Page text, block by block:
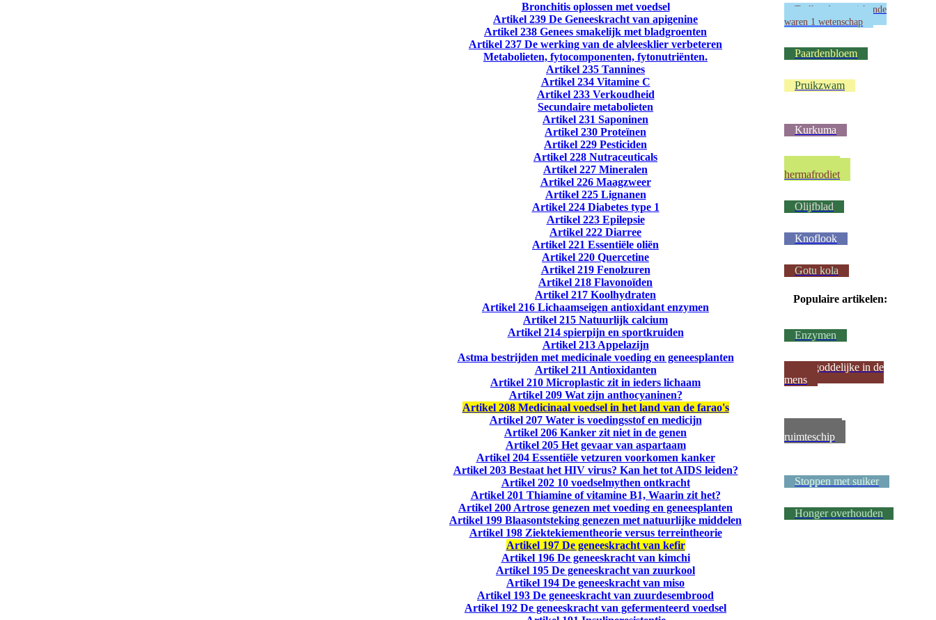
Bronchitis oplossen met voedsel
Artikel 239 De Geneeskracht van apigenine
Artikel 238 Genees smakelijk met bladgroenten
Artikel 237 De werking van de alvleesklier verbeteren
Metabolieten, fytocomponenten, fytonutriënten.
Artikel 235 Tannines
Artikel 234 Vitamine C
Artikel 233 Verkoudheid
Secundaire metabolieten
Artikel 231 Saponinen
Artikel 230 Proteïnen
Artikel 229 Pesticiden
Artikel 228 Nutraceuticals
Artikel 227 Mineralen
Artikel 226 Maagzweer
Artikel 225 Lignanen
Artikel 224 Diabetes type 1
Artikel 223 Epilepsie
Artikel 222 Diarree
Artikel 221 Essentiële oliën
Artikel 220 Quercetine
Artikel 219 Fenolzuren
Artikel 218 Flavonoïden
Artikel 217 Koolhydraten
Artikel 216 Lichaamseigen antioxidant enzymen
Artikel 215 Natuurlijk calcium
Artikel 214 spierpijn en sportkruiden
Artikel 213 Appelazijn
Astma bestrijden met medicinale voeding en geneesplanten
Artikel 211 Antioxidanten
Artikel 210 Microplastic zit in ieders lichaam
Artikel 209 Wat zijn anthocyaninen?
Artikel 208 Medicinaal voedsel in het land van de farao's
Artikel 207 Water is voedingsstof en medicijn
Artikel 206 Kanker zit niet in de genen
Artikel 205 Het gevaar van aspartaam
Artikel 204 Essentiële vetzuren voorkomen kanker
Artikel 203 Bestaat het HIV virus? Kan het tot AIDS leiden?
Artikel 202 10 voedselmythen ontkracht
Artikel 201 Thiamine of vitamine B1, Waarin zit het?
Artikel 200 Artrose genezen met voeding en geneesplanten
Artikel 199 Blaasontsteking genezen met natuurlijke middelen
Artikel 198 Ziektekiementheorie versus terreintheorie
Artikel 197 De geneeskracht van kefir
Artikel 196 De geneeskracht van kimchi
Artikel 195 De geneeskracht van zuurkool
Artikel 194 De geneeskracht van miso
Artikel 193 De geneeskracht van zuurdesembrood
Artikel 192 De geneeskracht van gefermenteerd voedsel
Taalkunde en wiskunde
waren 1 wetenschap
Paardenbloem
Pruikzwam
Kurkuma
Wij waren
hermafrodiet
Olijfblad
Knoflook
Gotu kola
Populaire artikelen:
Enzymen
Het goddelijke in de
mens
Metsel een
ruimteschip
Stoppen met suiker
Honger overhouden